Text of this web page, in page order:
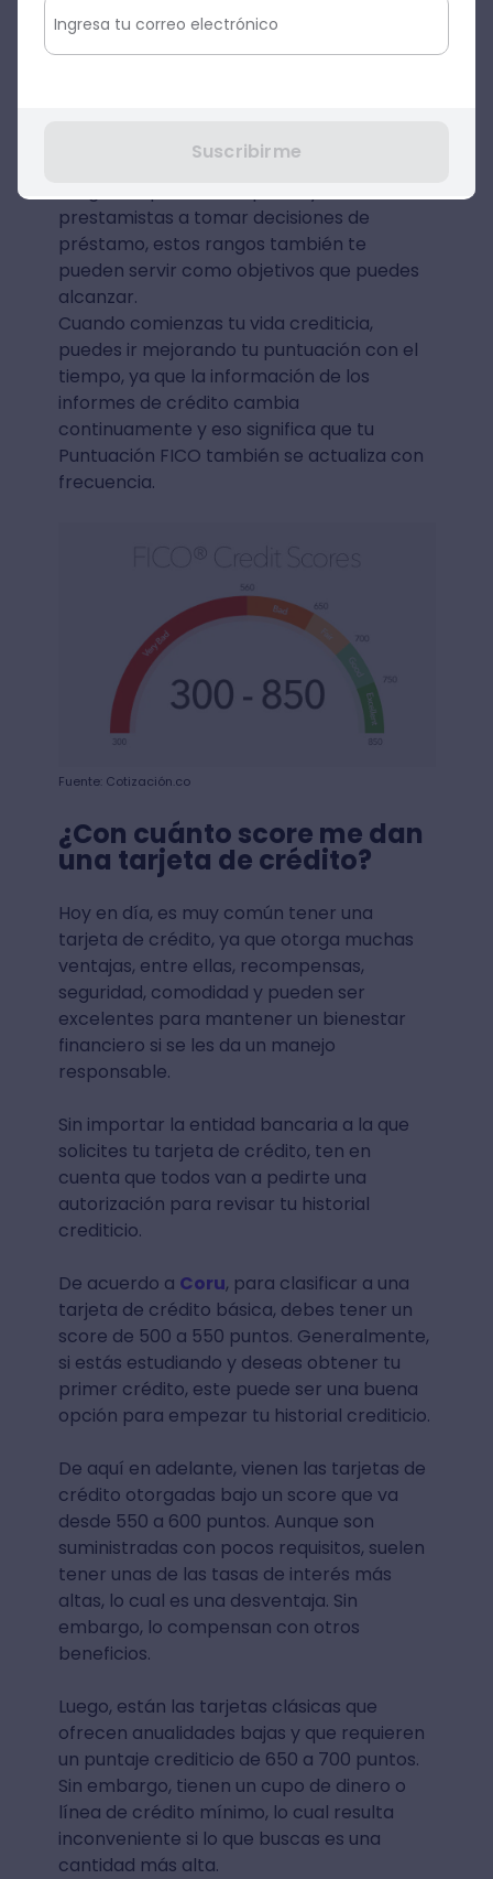
alta sea tu puntuación, menor será el
riesgo y más probable será que las
Si bien es cierto que hay estándares en los
rangos de puntuación para ayudarles a los
prestamistas a tomar decisiones de
préstamo, estos rangos también te
pueden servir como objetivos que puedes
alcanzar.
Cuando comienzas tu vida crediticia,
puedes ir mejorando tu puntuación con el
tiempo, ya que la información de los
informes de crédito cambia
continuamente y eso significa que tu
Puntuación FICO también se actualiza con
frecuencia.
Fuente: Cotización.co
¿Con cuánto score me dan
una tarjeta de crédito?
Hoy en día, es muy común tener una
tarjeta de crédito, ya que otorga muchas
ventajas, entre ellas, recompensas,
seguridad, comodidad y pueden ser
excelentes para mantener un bienestar
financiero si se les da un manejo
responsable.
Sin importar la entidad bancaria a la que
solicites tu tarjeta de crédito, ten en
cuenta que todos van a pedirte una
autorización para revisar tu historial
crediticio.
De acuerdo a Coru, para clasificar a una
tarjeta de crédito básica, debes tener un
score de 500 a 550 puntos. Generalmente,
si estás estudiando y deseas obtener tu
primer crédito, este puede ser una buena
opción para empezar tu historial crediticio.
De aquí en adelante, vienen las tarjetas de
crédito otorgadas bajo un score que va
desde 550 a 600 puntos. Aunque son
suministradas con pocos requisitos, suelen
tener unas de las tasas de interés más
altas, lo cual es una desventaja. Sin
embargo, lo compensan con otros
beneficios.
Luego, están las tarjetas clásicas que
ofrecen anualidades bajas y que requieren
un puntaje crediticio de 650 a 700 puntos.
Sin embargo, tienen un cupo de dinero o
línea de crédito mínimo, lo cual resulta
inconveniente si lo que buscas es una
cantidad más alta.
Suscribirme